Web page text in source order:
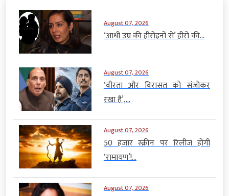
August 07, 2026
‘आधी उम्र की हीरोइनों से’ हीरो की...
August 07, 2026
‘वीरता और विरासत को संजोकर
रखा है’,...
August 07, 2026
50 हजार स्क्रीन पर रिलीज होगी
‘रामायण’!...
August 07, 2026